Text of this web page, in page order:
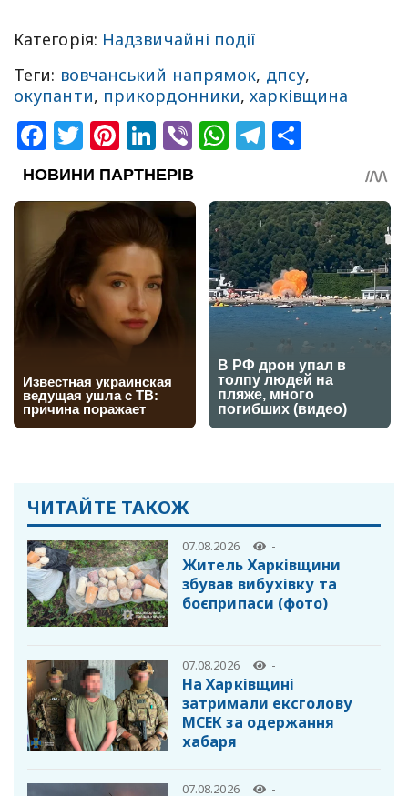
Категорія: Надзвичайні події
Теги: вовчанський напрямок, дпсу,
окупанти, прикордонники,харківщина
Facebook
Twitter
Pinterest
LinkedIn
ViberWhatsApp
Telegram
ЧИТАЙТЕ ТАКОЖ
07.08.2026 -
Житель Харківщини
збував вибухівку та
боєприпаси (фото)
07.08.2026 -
На Харківщині
затримали ексголову
МСЕК за одержання
хабаря
07.08.2026 -